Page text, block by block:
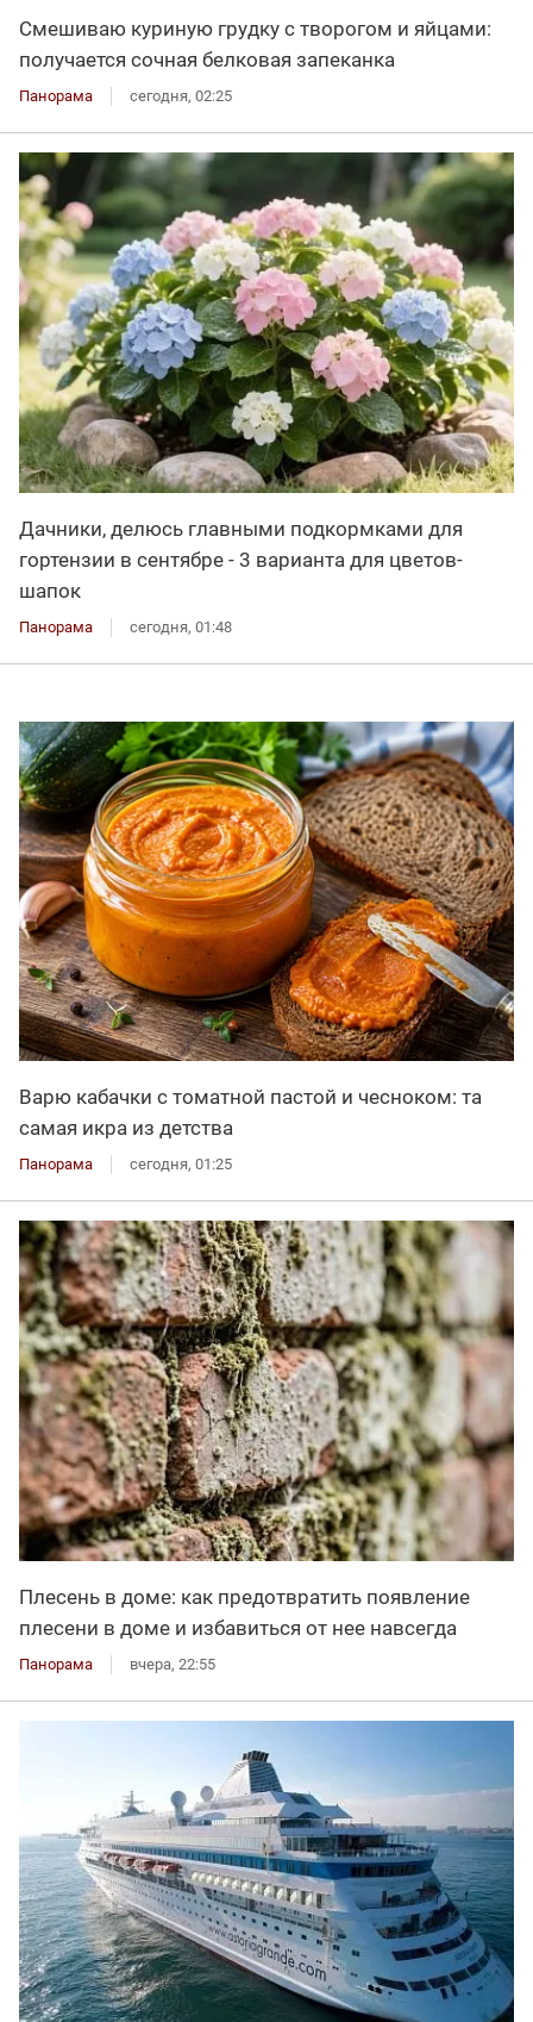
Смешиваю куриную грудку с творогом и яйцами:
получается сочная белковая запеканка
Панорама сегодня, 02:25
Дачники, делюсь главными подкормками для
гортензии в сентябре - 3 варианта для цветов-
шапок
Панорама сегодня, 01:48
Варю кабачки с томатной пастой и чесноком: та
самая икра из детства
Панорама сегодня, 01:25
Плесень в доме: как предотвратить появление
плесени в доме и избавиться от нее навсегда
Панорама вчера, 22:55